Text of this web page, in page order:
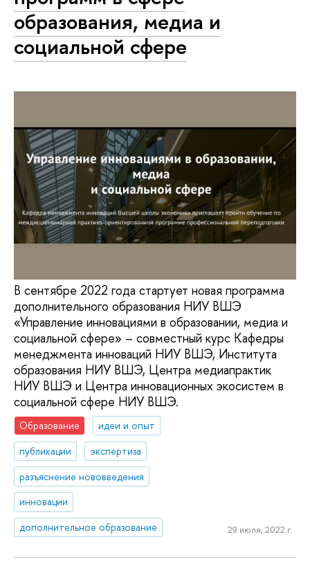
образования, медиа и
социальной сфере
В сентябре 2022 года стартует новая программа
дополнительного образования НИУ ВШЭ
«Управление инновациями в образовании, медиа и
социальной сфере» – совместный курс Кафедры
менеджмента инноваций НИУ ВШЭ, Института
образования НИУ ВШЭ, Центра медиапрактик
НИУ ВШЭ и Центра инновационных экосистем в
социальной сфере НИУ ВШЭ.
Образование
идеи и опыт
публикации
экспертиза
разъяснение нововведения
инновации
дополнительное образование
29 июля, 2022 г.